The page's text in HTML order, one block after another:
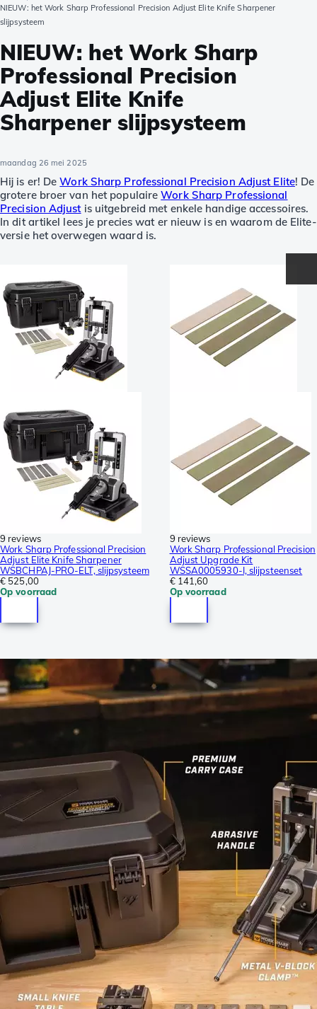
NIEUW: het Work Sharp Professional Precision Adjust Elite Knife Sharpener
slijpsysteem
NIEUW: het Work Sharp
Professional Precision
Adjust Elite Knife
Sharpener slijpsysteem
maandag 26 mei 2025
Hij is er! DeWork Sharp Professional Precision Adjust Elite! De
grotere broer van het populaireWork Sharp Professional
Precision Adjustis uitgebreid met enkele handige accessoires.
In dit artikel lees je precies wat er nieuw is en waarom de Elite-
versie het overwegen waard is.
9 reviews
Work Sharp Professional Precision
Adjust Elite Knife Sharpener
WSBCHPAJ-PRO-ELT, slijpsysteem
€ 525,00
Op voorraad
9 reviews
Work Sharp Professional Precision
Adjust Upgrade Kit
WSSA0005930-I, slijpsteenset
€ 141,60
Op voorraad